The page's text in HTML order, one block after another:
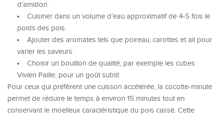
d’amidon.
Cuisiner dans un volume d’eau approximatif de 4-5 fois le
poids des pois.
Ajouter des aromates tels que poireau, carottes et ail pour
varier les saveurs.
Choisir un bouillon de qualité, par exemple les cubes
Vivien Paille, pour un goût subtil.
Pour ceux qui préfèrent une cuisson accélérée, la cocotte-minute
permet de réduire le temps à environ 15 minutes tout en
conservant le moelleux caractéristique du pois cassé. Cette